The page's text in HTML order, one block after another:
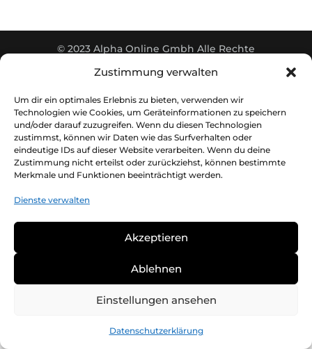
Zustimmung verwalten
Um dir ein optimales Erlebnis zu bieten, verwenden wir
Technologien wie Cookies, um Geräteinformationen zu speichern
und/oder darauf zuzugreifen. Wenn du diesen Technologien
zustimmst, können wir Daten wie das Surfverhalten oder
eindeutige IDs auf dieser Website verarbeiten. Wenn du deine
Zustimmung nicht erteilst oder zurückziehst, können bestimmte
Merkmale und Funktionen beeinträchtigt werden.
Dienste verwalten
Akzeptieren
Ablehnen
Einstellungen ansehen
Datenschutzerklärung
© 2023 Alpha Online Gmbh Alle Rechte
vorbehalten |
Datenschutzerklärung